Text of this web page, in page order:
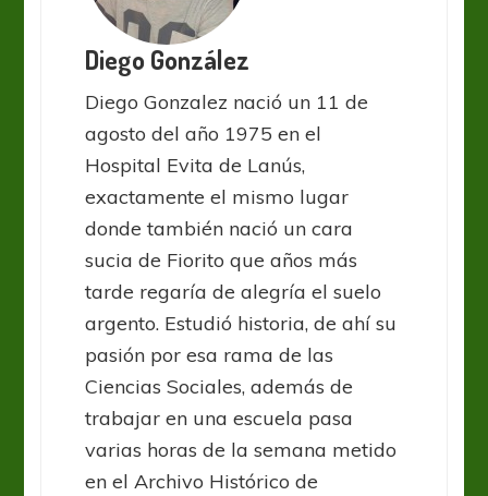
Diego González
Diego Gonzalez nació un 11 de
agosto del año 1975 en el
Hospital Evita de Lanús,
exactamente el mismo lugar
donde también nació un cara
sucia de Fiorito que años más
tarde regaría de alegría el suelo
argento. Estudió historia, de ahí su
pasión por esa rama de las
Ciencias Sociales, además de
trabajar en una escuela pasa
varias horas de la semana metido
en el Archivo Histórico de